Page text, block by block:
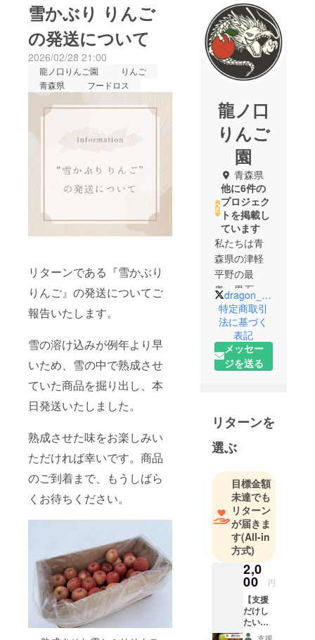
雪かぶり りんご
の発送について
2026/02/28 21:00
龍ノ口りんご園
りんご
青森県
フードロス
リターンである『雪かぶり
りんご』の発送についてご
報告いたします。
雪の溶け込みが例年より早
いため、雪の中で熟成させ
ていた商品を掘り出し、本
日発送いたしました。
熟成させた味をお楽しみい
ただければ幸いです。商品
のご到着まで、もうしばら
くお待ちください。
龍ノ口
りんご
園
青森県
他に6件の
プロジェク
トを掲載し
ています
私たちは青
森県の津軽
平野の最
奥、黒石市
龍ノ口でり
んご農園を
営んでいま
す。
りんごは青
れ、先代た
ちのたゆま
ぬ熱意と努
最高の品質
を保ち続け
ています。
しかしその
一方で少し
の傷だけでB
級扱いされ
てしまい出
荷できない
ことも多々
あります。
dragon__apple
特定商取引
法に基づく
表記
メッセー
ジを送る
リターンを
選ぶ
目標金額
未達でも
リターン
が届きま
す(All-in
方式)
2,0
00 円
【支援
だけし
たい方
はコチ
支援